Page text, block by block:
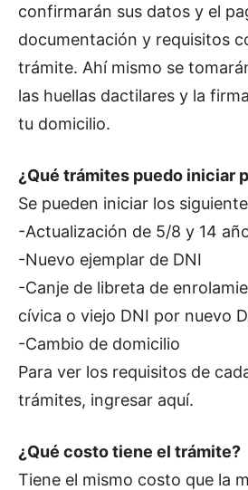
confirmarán sus datos y el
documentación y requisitos
trámite. Ahí mismo se
las huellas dactilares y la
tu domicilio.
¿Qué trámites puedo iniciar
Se pueden iniciar los
-Actualización de 5/8 y 14
-Nuevo ejemplar de DNI
-Canje de libreta de
cívica o viejo DNI por nuevo
-Cambio de domicilio
Para ver los requisitos de
trámites, ingresar aquí.
¿Qué costo tiene el trámite?
Tiene el mismo costo que la